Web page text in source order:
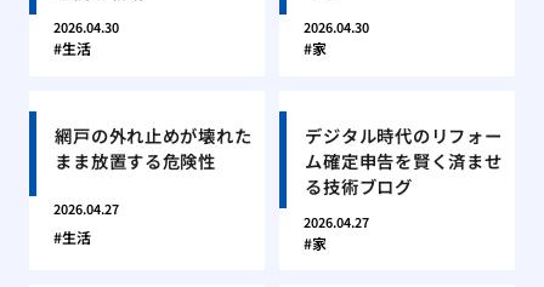
2026.04.30
生活
2026.04.30
家
網戸の外れ止めが壊れた
まま放置する危険性
2026.04.27
生活
デジタル時代のリフォー
ム確定申告を賢く済ませ
る技術ブログ
2026.04.27
家